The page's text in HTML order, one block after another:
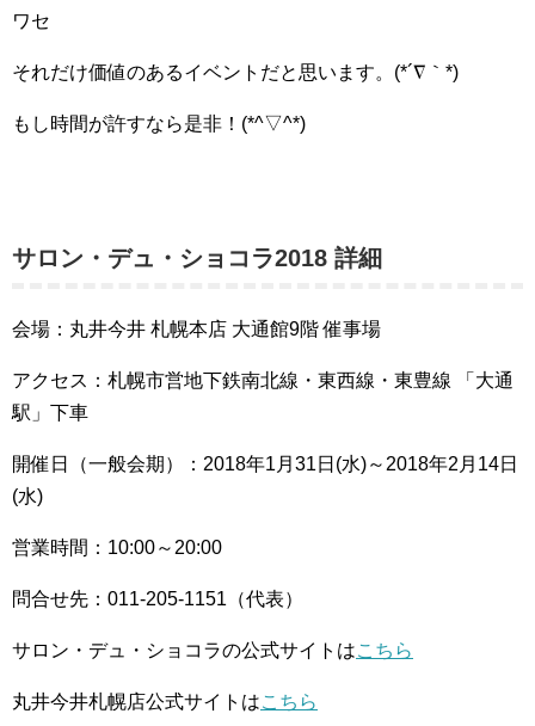
ワセ
それだけ価値のあるイベントだと思います。(*´∇｀*)
もし時間が許すなら是非！(*^▽^*)
サロン・デュ・ショコラ2018 詳細
会場：丸井今井 札幌本店 大通館9階 催事場
アクセス：札幌市営地下鉄南北線・東西線・東豊線 「大通
駅」下車
開催日（一般会期）：2018年1月31日(水)～2018年2月14日
(水)
営業時間：10:00～20:00
問合せ先：011-205-1151（代表）
サロン・デュ・ショコラの公式サイトはこちら
丸井今井札幌店公式サイトはこちら